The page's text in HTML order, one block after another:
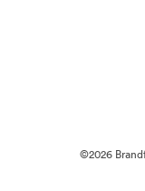
©2026